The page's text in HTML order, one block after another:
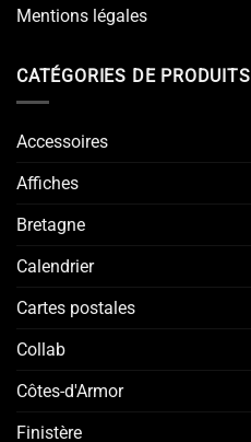
Mentions légales
CATÉGORIES DE PRODUITS
Accessoires
Affiches
Bretagne
Calendrier
Cartes postales
Collab
Côtes-d'Armor
Finistère